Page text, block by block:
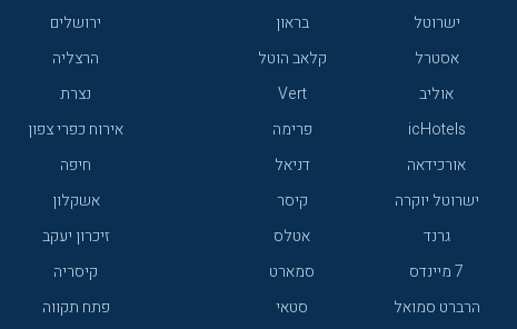
ישרוטל
בראון
אסטרל
קלאב הוטל
אוליב
Vert
icHotels
פרימה
אורכידאה
דניאל
ישרוטל יוקרה
קיסר
גרנד
אטלס
7 מיינדס
סמארט
הרברט סמואל
סטאי
ירושלים
הרצליה
נצרת
אירוח כפרי צפון
חיפה
אשקלון
זיכרון יעקב
קיסריה
פתח תקווה